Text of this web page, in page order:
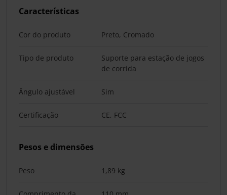
Características
Cor do produto Preto, Cromado
Tipo de produto
Suporte para estação de jogos
de corrida
Ângulo ajustável Sim
Certificação CE, FCC
Pesos e dimensões
Peso 1,89 kg